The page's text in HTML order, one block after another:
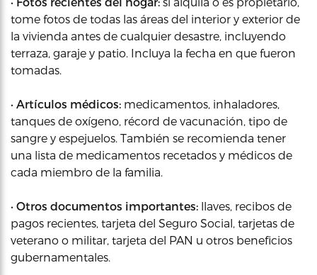
tome fotos de todas las áreas del interior y exterior de
la vivienda antes de cualquier desastre, incluyendo
terraza, garaje y patio. Incluya la fecha en que fueron
tomadas.
• Artículos médicos: medicamentos, inhaladores,
tanques de oxígeno, récord de vacunación, tipo de
sangre y espejuelos. También se recomienda tener
una lista de medicamentos recetados y médicos de
cada miembro de la familia.
• Otros documentos importantes: llaves, recibos de
pagos recientes, tarjeta del Seguro Social, tarjetas de
veterano o militar, tarjeta del PAN u otros beneficios
gubernamentales.